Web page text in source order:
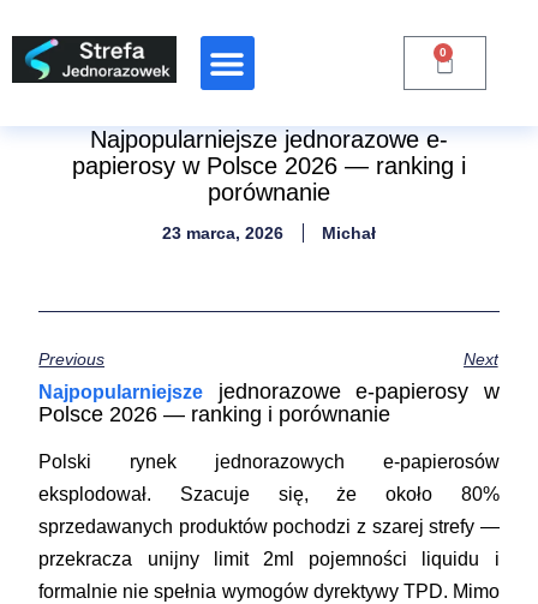
0
Najpopularniejsze jednorazowe e-
papierosy w Polsce 2026 — ranking i
porównanie
23 marca, 2026 Michał
Previous Next
Najpopularniejsze
jednorazowe e-papierosy w
Polsce 2026 — ranking i porównanie
Polski rynek jednorazowych e-papierosów
eksplodował. Szacuje się, że około 80%
sprzedawanych produktów pochodzi z szarej strefy —
przekracza unijny limit 2ml pojemności liquidu i
formalnie nie spełnia wymogów dyrektywy TPD. Mimo